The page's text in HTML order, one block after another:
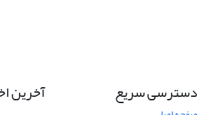
دسترسی سریع آخرین